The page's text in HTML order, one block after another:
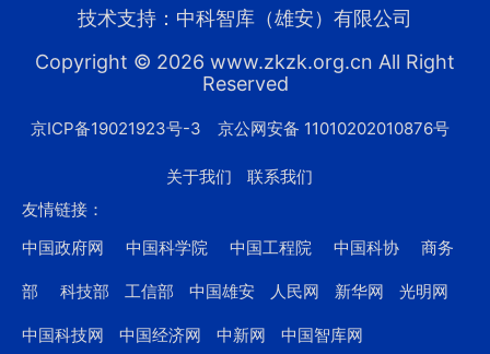
技术支持：中科智库（雄安）有限公司
Copyright © 2026 www.zkzk.org.cn All Right
Reserved
京ICP备19021923号-3 京公网安备 11010202010876号
关于我们
联系我们
友情链接：
中国政府网
中国科学院 中国工程院 中国科协 商务
部 科技部 工信部 中国雄安 人民网 新华网 光明网
中国科技网 中国经济网 中新网 中国智库网